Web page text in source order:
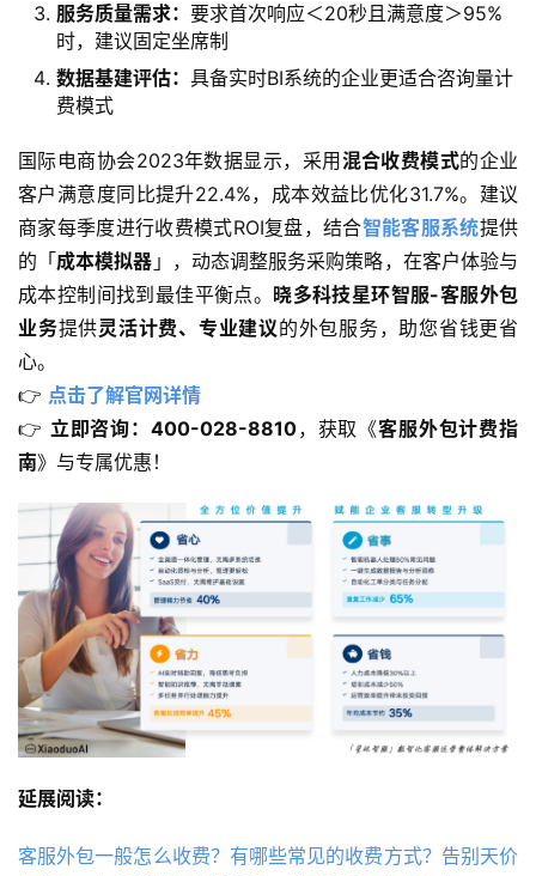
服务质量需求： 要求首次响应＜20秒且满意度＞95%
时，建议固定坐席制
数据基建评估： 具备实时BI系统的企业更适合咨询量计
费模式
国际电商协会2023年数据显示，采用 混合收费模式的企业
客户满意度同比提升22.4%，成本效益比优化31.7%。建议
商家每季度进行收费模式ROI复盘，结合智能客服系统提供
的「成本模拟器 」，动态调整服务采购策略，在客户体验与
成本控制间找到最佳平衡点。 晓多科技星环智服-客服外包
业务提供灵活计费、专业建议的外包服务，助您省钱更省
心。
👉 点击了解官网详情
👉 立即咨询：400-028-8810，获取《客服外包计费指
南》与专属优惠！
延展阅读：
客服外包一般怎么收费？有哪些常见的收费方式？告别天价